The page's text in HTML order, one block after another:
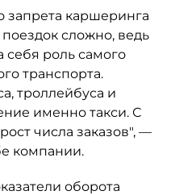
каршеринга
сложно, ведь
себя роль самого
транспорта.
троллейбуса и
именно такси. С
числа заказов", —
компании.
оборота